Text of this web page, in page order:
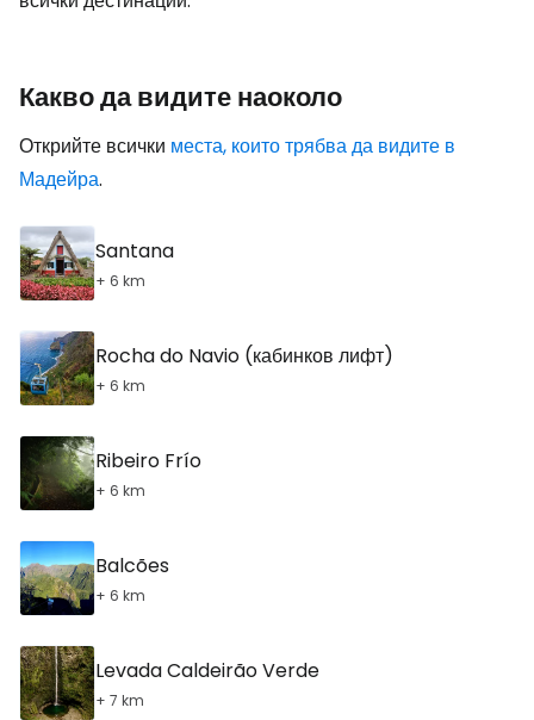
Какво да видите наоколо
Открийте всички места, които трябва да видите в
Мадейра.
Santana
+ 6 km
Rocha do Navio (кабинков лифт)
+ 6 km
Ribeiro Frío
+ 6 km
Balcões
+ 6 km
Levada Caldeirão Verde
+ 7 km